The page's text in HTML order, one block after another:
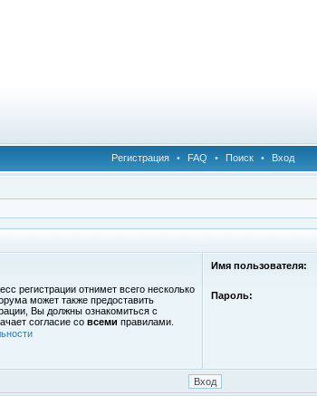
Регистрация • FAQ • Поиск • Вход
регистрации отнимет всего несколько
может также предоставить
Вы должны ознакомиться с
согласие со всеми правилами.
Имя пользователя:
Пароль: